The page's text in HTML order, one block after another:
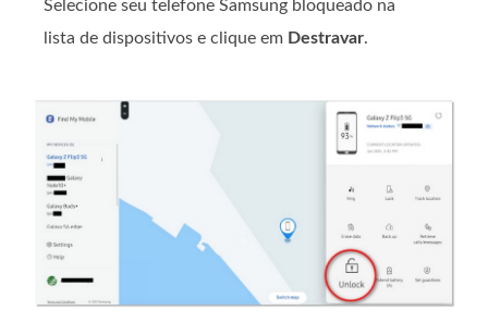
Selecione seu telefone Samsung bloqueado na
lista de dispositivos e clique em Destravar.